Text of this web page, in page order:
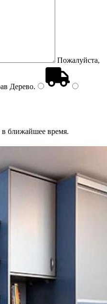
Пожалуйста,
Дерево.
ближайшее время.